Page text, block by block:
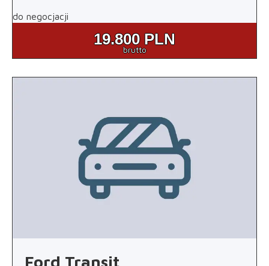
do negocjacji
19.800 PLN
brutto
Ford Transit